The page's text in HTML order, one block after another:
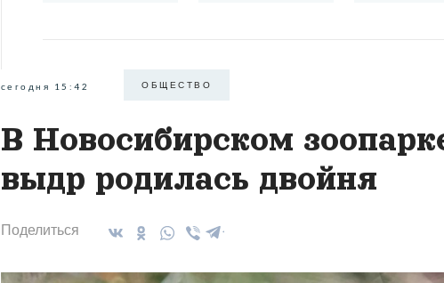
сегодня 15:42 ОБЩЕСТВО
В Новосибирском
выдр родилась двойня
Поделиться